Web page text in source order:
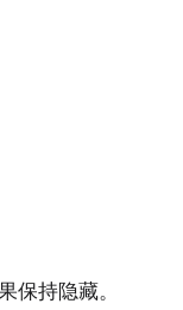
保持隐藏。